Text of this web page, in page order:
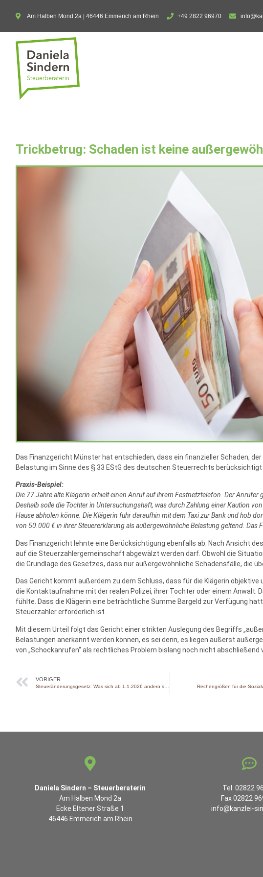
Am Halben Mond 2a | 46446 Emmerich am Rhein +49 2822 96970
Trickbetrug: Schaden ist keine
Das Finanzgericht Münster hat entschieden, dass ein finanzieller Schaden,
Belastung im Sinne des § 33 EStG des deutschen Steuerrechts berücksichtigt
Praxis-Beispiel:
Die 77 Jahre alte Klägerin erhielt einen Anruf auf ihrem Festnetztelefon. Der
Deshalb solle die Tochter in Untersuchungshaft, was durch Zahlung einer Kaution
Hause abholen könne. Die Klägerin fuhr daraufhin mit dem Taxi zur Bank und hob
von 50.000 € in ihrer Steuererklärung als außergewöhnliche Belastung geltend. Das
Das Finanzgericht lehnte eine Berücksichtigung ebenfalls ab. Nach Ansicht
auf die Steuerzahlergemeinschaft abgewälzt werden darf. Obwohl die
die Grundlage des Gesetzes, dass nur außergewöhnliche Schadensfälle, die
Das Gericht kommt außerdem zu dem Schluss, dass für die Klägerin
die Kontaktaufnahme mit der realen Polizei, ihrer Tochter oder einem Anwalt.
fühlte. Dass die Klägerin eine beträchtliche Summe Bargeld zur Verfügung
Steuerzahler erforderlich ist.
Mit diesem Urteil folgt das Gericht einer strikten Auslegung des Begriffs
Belastungen anerkannt werden können, es sei denn, es liegen äußerst
von „Schockanrufen“ als rechtliches Problem bislang noch nicht
VORIGER
Steueränderungsgesetz: Was sich ab 1.1.2026 ändern soll (Entwurf) Rechengrößen für die
Daniela Sindern – Steuerberaterin
Am Halben Mond 2a
Ecke Eltener Straße 1
46446 Emmerich am Rhein
Tel. 02822
Fax 02822
info@kanzlei-